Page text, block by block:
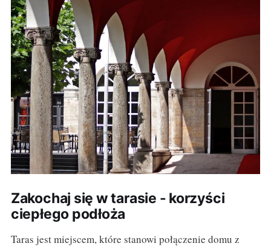
Zakochaj się w tarasie - korzyści
ciepłego podłoża
Taras jest miejscem, które stanowi połączenie domu z